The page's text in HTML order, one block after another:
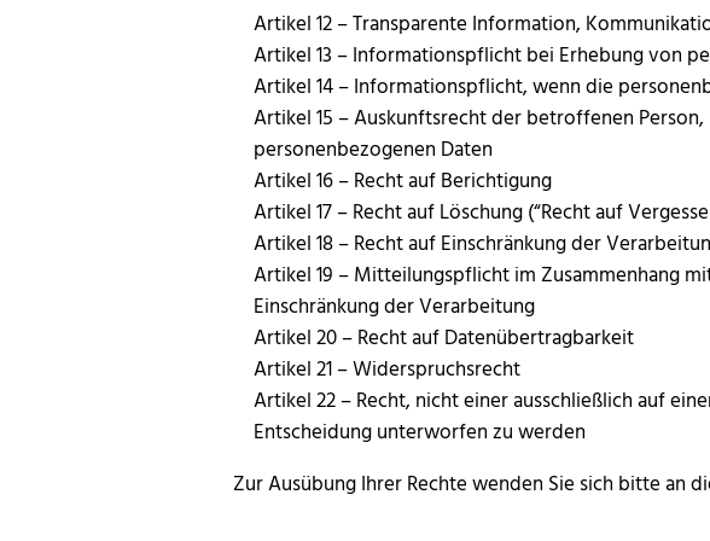
Artikel 12 – Transparente Information,
Artikel 13 – Informationspflicht bei Erhebung von
Artikel 14 – Informationspflicht, wenn die
Artikel 15 – Auskunftsrecht der betroffenen
personenbezogenen Daten
Artikel 16 – Recht auf Berichtigung
Artikel 17 – Recht auf Löschung (“Recht auf
Artikel 18 – Recht auf Einschränkung der
Artikel 19 – Mitteilungspflicht im Zusammenhang
Einschränkung der Verarbeitung
Artikel 20 – Recht auf Datenübertragbarkeit
Artikel 21 – Widerspruchsrecht
Artikel 22 – Recht, nicht einer ausschließlich auf
Entscheidung unterworfen zu werden
Zur Ausübung Ihrer Rechte wenden Sie sich bitte an